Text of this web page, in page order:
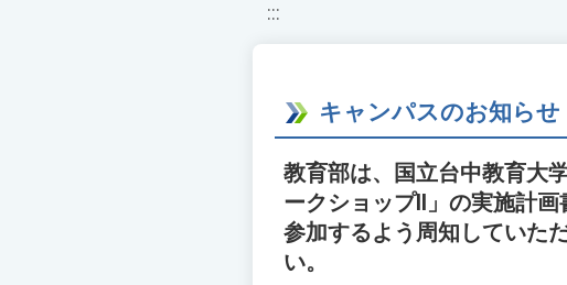
:::
キャンパスのお知らせ
教育部は、国立台中教育大
ークショップII」の実施計
参加するよう周知していた
い。